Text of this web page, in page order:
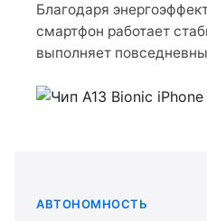
Благодаря
смартфон работает
выполняет
АВТОНОМНОСТЬ